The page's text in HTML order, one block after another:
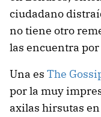
ciudadano
no tiene otro
las encuentra
Una es The
por la muy
axilas hirsutas